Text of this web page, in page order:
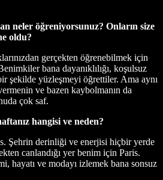
neler öğreniyorsunuz? Onların size
oldu?
gerçekten öğrenebilmek için
bana dayanıklılığı, koşulsuz
şekilde yüzleşmeyi öğrettiler. Ama aynı
ve bazen kaybolmanın da
çok saf.
hangisi ve neden?
Şehrin derinliği ve enerjisi hiçbir yerde
canlandığı yer benim için Paris.
hayatı ve modayı izlemek bana sonsuz